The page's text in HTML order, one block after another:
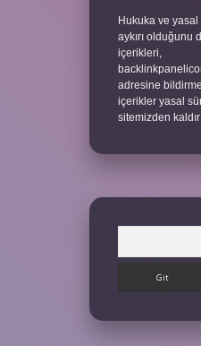
Hukuka ve
aykırı olduğunu
içerikleri,
adresine
içerikler yasal
sitemizden